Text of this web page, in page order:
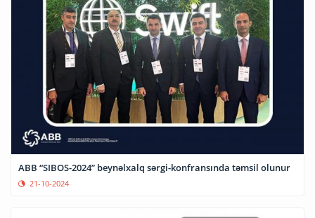
ABB “SIBOS-2024” beynəlxalq sərgi-konfransında təmsil olunur
21-10-2024